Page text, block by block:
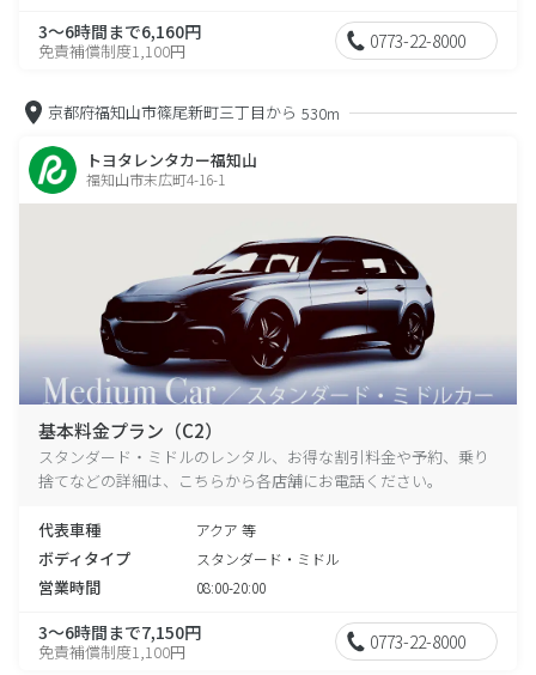
3～6時間まで6,160円
免責補償制度1,100円 0773-22-8000
京都府福知山市篠尾新町三丁目から 530m
トヨタレンタカー福知山
福知山市末広町4-16-1
基本料金プラン（C2）
スタンダード・ミドルのレンタル、お得な割引料金や予約、乗り
捨てなどの詳細は、こちらから各店舗にお電話ください。
代表車種 アクア 等
ボディタイプ スタンダード・ミドル
営業時間 08:00-20:00
3～6時間まで7,150円
免責補償制度1,100円 0773-22-8000